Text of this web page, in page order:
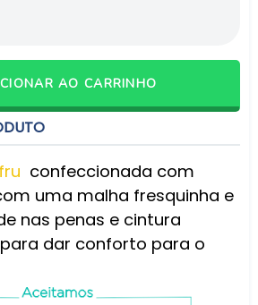
AO CARRINHO
confeccionada com
uma malha fresquinha e
nas penas e cintura
dar conforto para o